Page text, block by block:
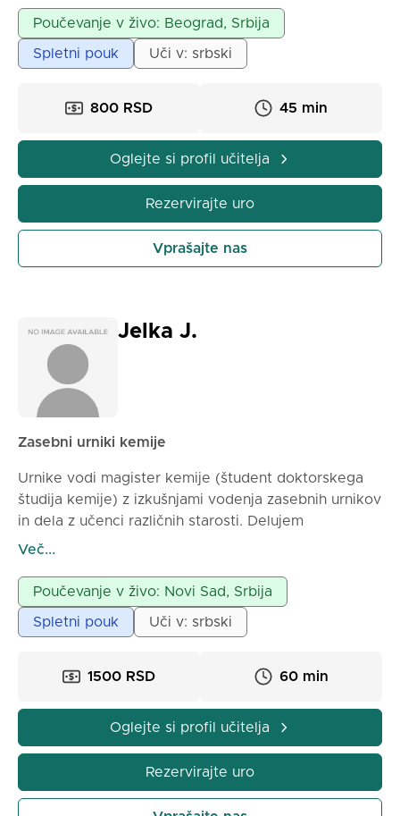
KOLOKVIJI IN IZPITI. Izdelava zaključnih in
magistrskih del. Spletno ali osebno. Dvoura 1500 din.
Poučevanje v živo: Beograd, Srbija
Spletni pouk Uči v: srbski
800 RSD 45 min
Oglejte si profil učitelja
Rezervirajte uro
Vprašajte nas
Jelka J.
Zasebni urniki kemije
Urnike vodi magister kemije (študent doktorskega
študija kemije) z izkušnjami vodenja zasebnih urnikov
in dela z učenci različnih starosti. Delujem
potrpežljivo, temeljito in prilagajam tempo in način
Več...
Poučevanje v živo: Novi Sad, Srbija
Spletni pouk Uči v: srbski
1500 RSD 60 min
Oglejte si profil učitelja
Rezervirajte uro